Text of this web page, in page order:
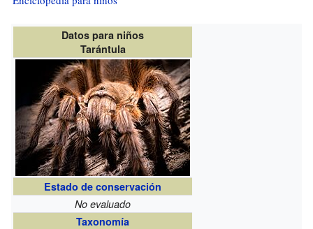
Datos para niños
Tarántula
Estado de conservación
No evaluado
Taxonomía